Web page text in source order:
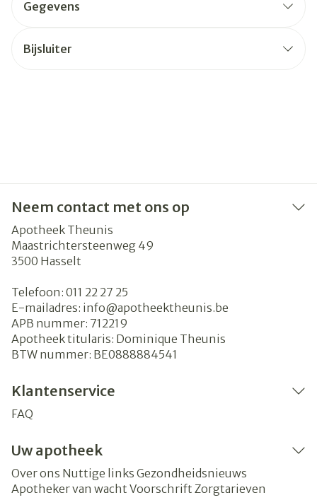
Gegevens
Bijsluiter
Neem contact met ons op
Apotheek Theunis
Maastrichtersteenweg 49
3500 Hasselt
Telefoon: 011 22 27 25
E-mailadres: info@apotheektheunis.be
APB nummer: 712219
Apotheek titularis: Dominique Theunis
BTW nummer: BE0888884541
Klantenservice
FAQ
Uw apotheek
Over ons Nuttige links Gezondheidsnieuws
Apotheker van wacht Voorschrift Zorgtarieven